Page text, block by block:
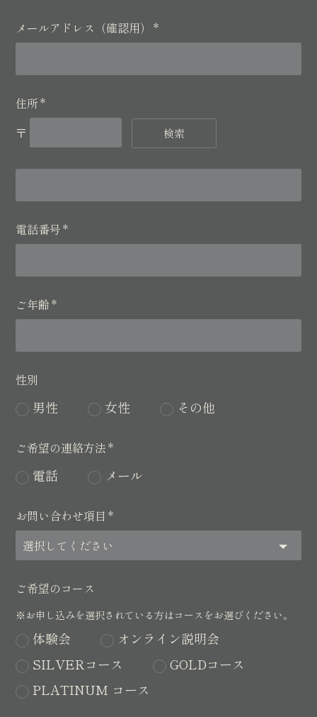
メールアドレス（確認用） *
住所*
〒
検索
電話番号*
ご年齢*
性別
男性 女性 その他
ご希望の連絡方法*
電話 メール
お問い合わせ項目 *
ご希望のコース
※お申し込みを選択されている方はコースをお選びください。
体験会
オンライン説明会
SILVERコース
GOLDコース
PLATINUM コース